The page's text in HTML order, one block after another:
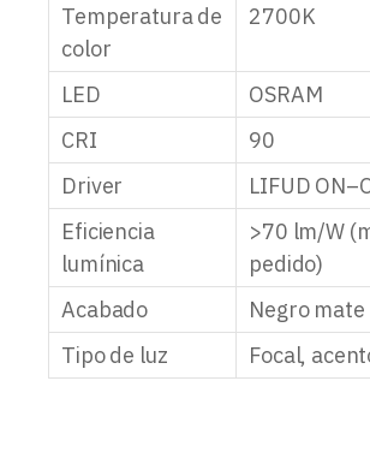
Temperatura de
color
2700K
LED
OSRAM
CRI
90
Driver
LIFUD
Eficiencia
lumínica
>70 lm/W
pedido)
Acabado
Negro mate
Tipo de luz
Focal,